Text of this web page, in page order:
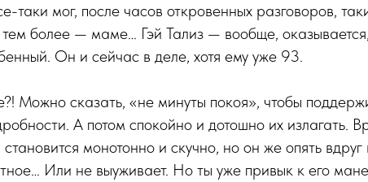
таки мог, после часов откровенных разговоров,
более — маме… Гэй Тализ — вообще,
Он и сейчас в деле, хотя ему уже 93.
Можно сказать, «не минуты покоя», чтобы
А потом спокойно и дотошно их излагать.
монотонно и скучно, но он же опять
Или не выуживает. Но ты уже привык к его